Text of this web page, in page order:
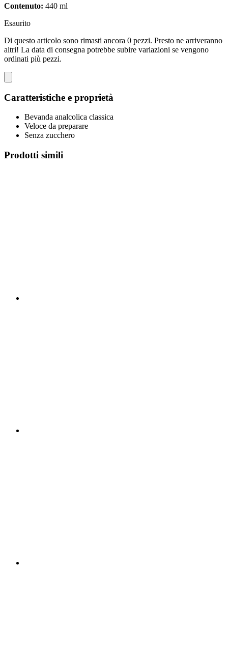
Contenuto: 440 ml
Esaurito
Di questo articolo sono rimasti ancora 0 pezzi. Presto ne arriveranno
altri! La data di consegna potrebbe subire variazioni se vengono
ordinati più pezzi.
Caratteristiche e proprietà
Bevanda analcolica classica
Veloce da preparare
Senza zucchero
Prodotti simili